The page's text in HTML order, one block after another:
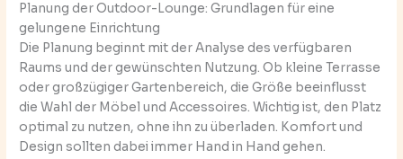
Planung der Outdoor-Lounge: Grundlagen für eine
gelungene Einrichtung
Die Planung beginnt mit der Analyse des verfügbaren
Raums und der gewünschten Nutzung. Ob kleine Terrasse
oder großzügiger Gartenbereich, die Größe beeinflusst
die Wahl der Möbel und Accessoires. Wichtig ist, den Platz
optimal zu nutzen, ohne ihn zu überladen. Komfort und
Design sollten dabei immer Hand in Hand gehen.